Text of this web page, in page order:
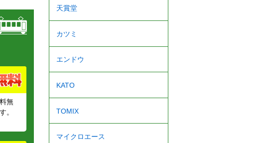
無
。
天賞堂
カツミ
エンドウ
KATO
TOMIX
マイクロエース